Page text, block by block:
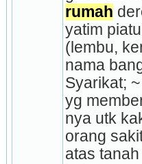
rumah
yatim
(lembu,
nama
Syarikat;
yg
nya utk
orang
atas